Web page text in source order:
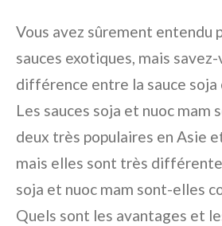
Vous avez sûrement entendu
sauces exotiques, mais
différence entre la sauce soja
Les sauces soja et nuoc mam
deux très populaires en Asie
mais elles sont très
soja et nuoc mam sont-elles
Quels sont les avantages et